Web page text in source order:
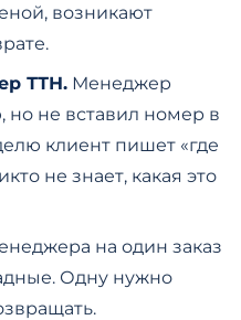
возникают
ТТН. Менеджер
но не вставил номер в
клиент пишет «где
не знает, какая это
на один заказ
Одну нужно